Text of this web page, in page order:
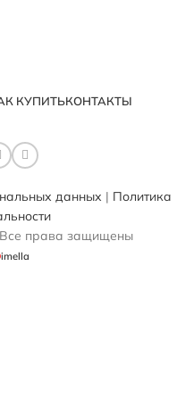
КУПИТЬКОНТАКТЫ
данных | Политика
права защищены
imella